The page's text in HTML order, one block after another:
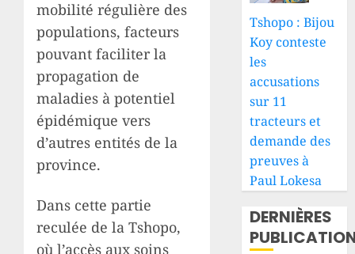
mobilité régulière des
populations, facteurs
pouvant faciliter la
propagation de
maladies à potentiel
épidémique vers
d’autres entités de la
province.
Dans cette partie
reculée de la Tshopo,
où l’accès aux soins
Tshopo : Bijou
Koy conteste
les
accusations
sur 11
tracteurs et
demande des
preuves à
Paul Lokesa
DERNIÈRES